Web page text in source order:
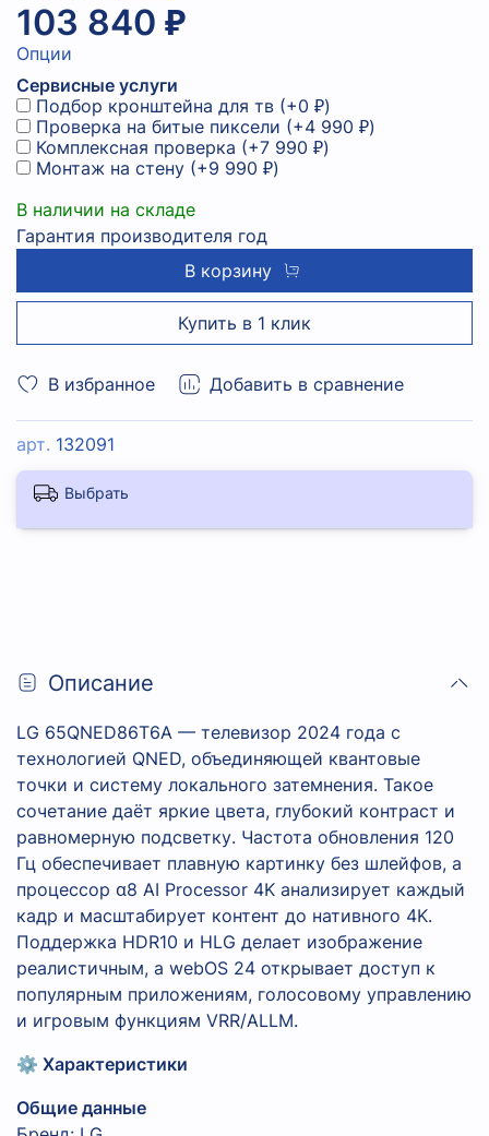
В избранное Добавить в сравнение
арт. 132091
103 840 ₽
Опции
Сервисные услуги
Подбор кронштейна для тв (+0 ₽)
Проверка на битые пиксели (+4 990 ₽)
Комплексная проверка (+7 990 ₽)
Монтаж на стену (+9 990 ₽)
В наличии на складе
Гарантия производителя год
В корзину
Купить в 1 клик
Выбрать
Описание
LG 65QNED86T6A — телевизор 2024 года с
технологией QNED, объединяющей квантовые
точки и систему локального затемнения. Такое
сочетание даёт яркие цвета, глубокий контраст и
равномерную подсветку. Частота обновления 120
Гц обеспечивает плавную картинку без шлейфов, а
процессор α8 AI Processor 4K анализирует каждый
кадр и масштабирует контент до нативного 4K.
Поддержка HDR10 и HLG делает изображение
реалистичным, а webOS 24 открывает доступ к
популярным приложениям, голосовому управлению
и игровым функциям VRR/ALLM.
⚙️ Характеристики
Общие данные